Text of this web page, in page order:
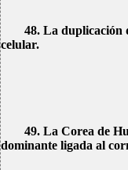
48. La duplicación
celular.
49. La Corea de
dominante ligada al